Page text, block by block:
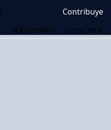
Contribuye
PERIODISMO ECONOMÍA